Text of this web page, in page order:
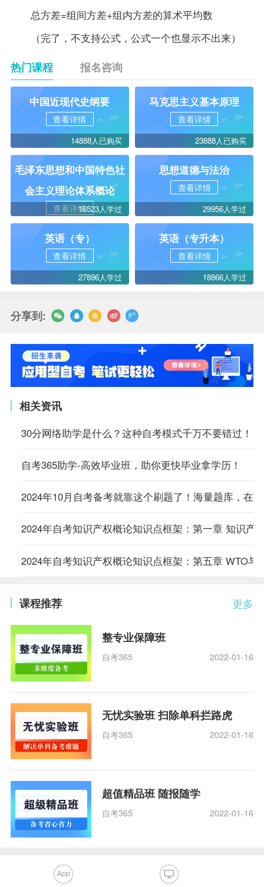
总方差=组间方差+组内方差的算术平均数
（完了，不支持公式，公式一个也显示不出来）
热门课程 报名咨询
中国近现代史纲要
查看详情
14888人已购买
马克思主义基本原理
查看详情
23888人已购买
毛泽东思想和中国特色社
会主义理论体系概论
查看详情16523人学过
思想道德与法治
查看详情
29956人学过
英语（专）
查看详情
27896人学过
英语（专升本）
查看详情
18866人学过
分享到:
相关资讯
30分网络助学是什么？这种自考模式千万不要错过！
自考365助学-高效毕业班，助你更快毕业拿学历！
2024年10月自考备考就靠这个刷题了！海量题库，在
2024年自考知识产权概论知识点框架：第一章 知识产
2024年自考知识产权概论知识点框架：第五章 WTO与
更多
课程推荐
整专业保障班
自考365 2022-01-16
无忧实验班 扫除单科拦路虎
自考365 2022-01-16
超值精品班 随报随学
自考365 2022-01-16